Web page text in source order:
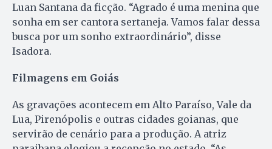
Luan Santana da ficção. “Agrado é uma menina que
sonha em ser cantora sertaneja. Vamos falar dessa
busca por um sonho extraordinário”, disse
Isadora.
Filmagens em Goiás
As gravações acontecem em Alto Paraíso, Vale da
Lua, Pirenópolis e outras cidades goianas, que
servirão de cenário para a produção. A atriz